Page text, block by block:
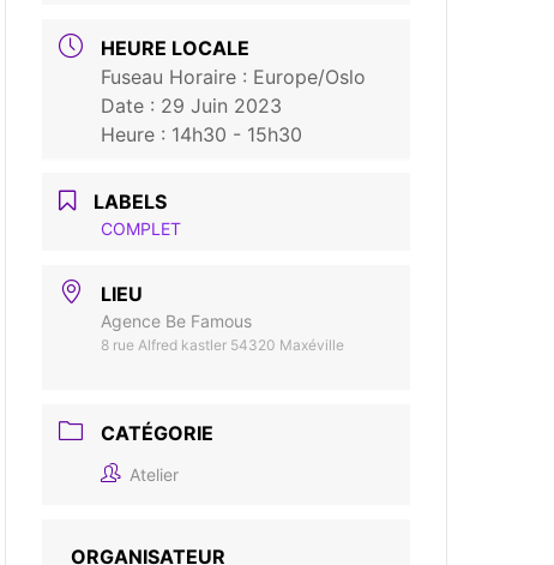
HEURE LOCALE
Fuseau Horaire : Europe/Oslo
Date : 29 Juin 2023
Heure : 14h30 - 15h30
LABELS
COMPLET
LIEU
Agence Be Famous
8 rue Alfred kastler 54320 Maxéville
CATÉGORIE
Atelier
ORGANISATEUR